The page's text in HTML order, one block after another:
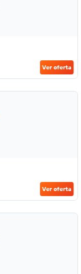
Ver oferta
Ver oferta